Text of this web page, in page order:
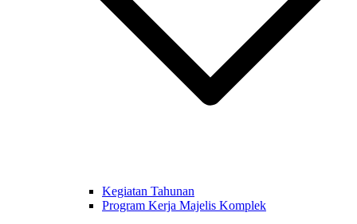
Kegiatan Tahunan
Program Kerja Majelis Komplek